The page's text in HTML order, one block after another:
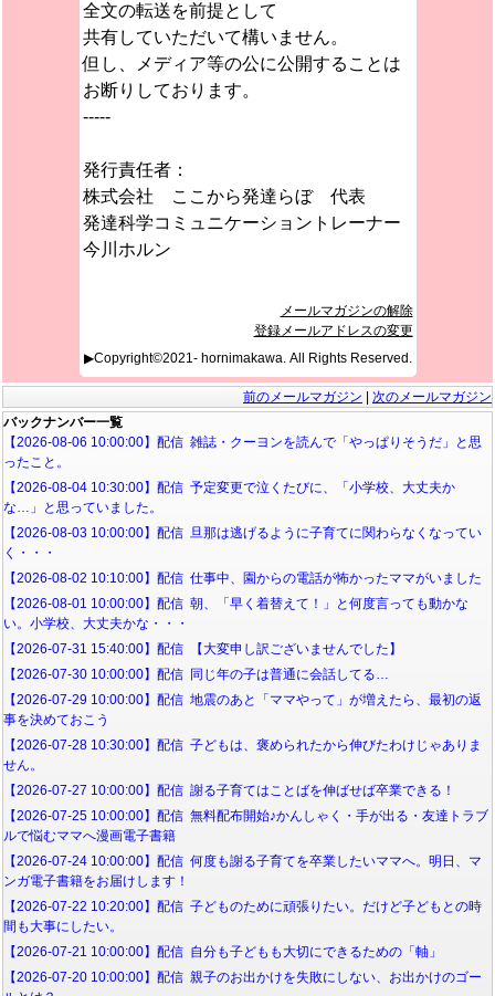
全文の転送を前提として
共有していただいて構いません。
但し、メディア等の公に公開することは
お断りしております。
-----
発行責任者：
株式会社 ここから発達らぼ 代表
発達科学コミュニケーショントレーナー
今川ホルン
メールマガジンの解除
登録メールアドレスの変更
▶Copyright©2021- hornimakawa. All Rights Reserved.
前のメールマガジン
次のメールマガジン
バックナンバー一覧
【2026-08-06 10:00:00】配信 雑誌・クーヨンを読んで「やっぱりそうだ」と思
ったこと。
【2026-08-04 10:30:00】配信 予定変更で泣くたびに、「小学校、大丈夫か
な…」と思っていました。
【2026-08-03 10:00:00】配信 旦那は逃げるように子育てに関わらなくなってい
く・・・
【2026-08-02 10:10:00】配信 仕事中、園からの電話が怖かったママがいました
【2026-08-01 10:00:00】配信 朝、「早く着替えて！」と何度言っても動かな
い。小学校、大丈夫かな・・・
【2026-07-31 15:40:00】配信 【大変申し訳ございませんでした】
【2026-07-30 10:00:00】配信 同じ年の子は普通に会話してる…
【2026-07-29 10:00:00】配信 地震のあと「ママやって」が増えたら、最初の返
事を決めておこう
【2026-07-28 10:30:00】配信 子どもは、褒められたから伸びたわけじゃありま
せん。
【2026-07-27 10:00:00】配信 謝る子育てはことばを伸ばせば卒業できる！
【2026-07-25 10:00:00】配信 無料配布開始♪かんしゃく・手が出る・友達トラブ
ルで悩むママへ漫画電子書籍
【2026-07-24 10:00:00】配信 何度も謝る子育てを卒業したいママへ。明日、マ
ンガ電子書籍をお届けします！
【2026-07-22 10:20:00】配信 子どものために頑張りたい。だけど子どもとの時
間も大事にしたい。
【2026-07-21 10:00:00】配信 自分も子どもも大切にできるための「軸」
【2026-07-20 10:00:00】配信 親子のお出かけを失敗にしない、お出かけのゴー